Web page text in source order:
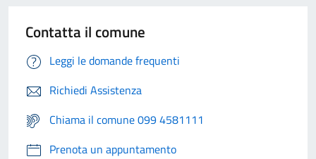
Contatta il comune
Leggi le domande frequenti
Richiedi Assistenza
Chiama il comune 099 4581111
Prenota un appuntamento